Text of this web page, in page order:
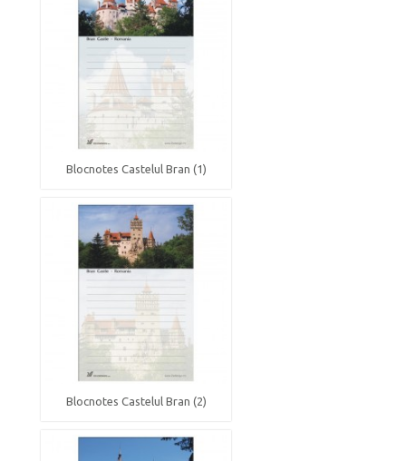
Blocnotes Castelul Bran (1)
Blocnotes Castelul Bran (2)